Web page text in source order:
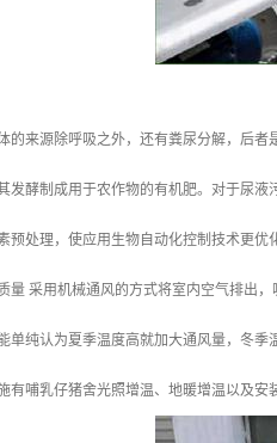
的来源除呼吸之外，还有粪尿分解，后
发酵制成用于农作物的有机肥。对于尿
预处理，使应用生物自动化控制技术更优
量 采用机械通风的方式将室内空气排出
单纯认为夏季温度高就加大通风量，冬
有哺乳仔猪舍光照增温、地暖增温以及安